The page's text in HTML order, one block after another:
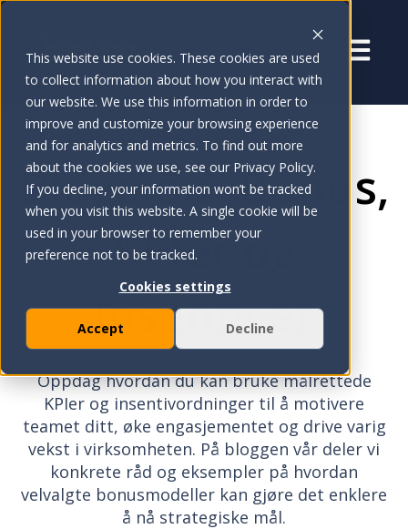
This website use cookies. These cookies are used
to collect information about how you interact with
our website. We use this information in order to
improve and customize your browsing experience
and for analytics and metrics. To find out more
about the cookies we use, see our Privacy Policy.
If you decline, your information won’t be tracked
when you visit this website. A single cookie will be
used in your browser to remember your
preference not to be tracked.
Cookies settings
Accept Decline
Åpne
Blogg om Bonus,
KPIer og
Insentiver
Oppdag hvordan du kan bruke målrettede
KPIer og insentivordninger til å motivere
teamet ditt, øke engasjementet og drive varig
vekst i virksomheten. På bloggen vår deler vi
konkrete råd og eksempler på hvordan
velvalgte bonusmodeller kan gjøre det enklere
å nå strategiske mål.